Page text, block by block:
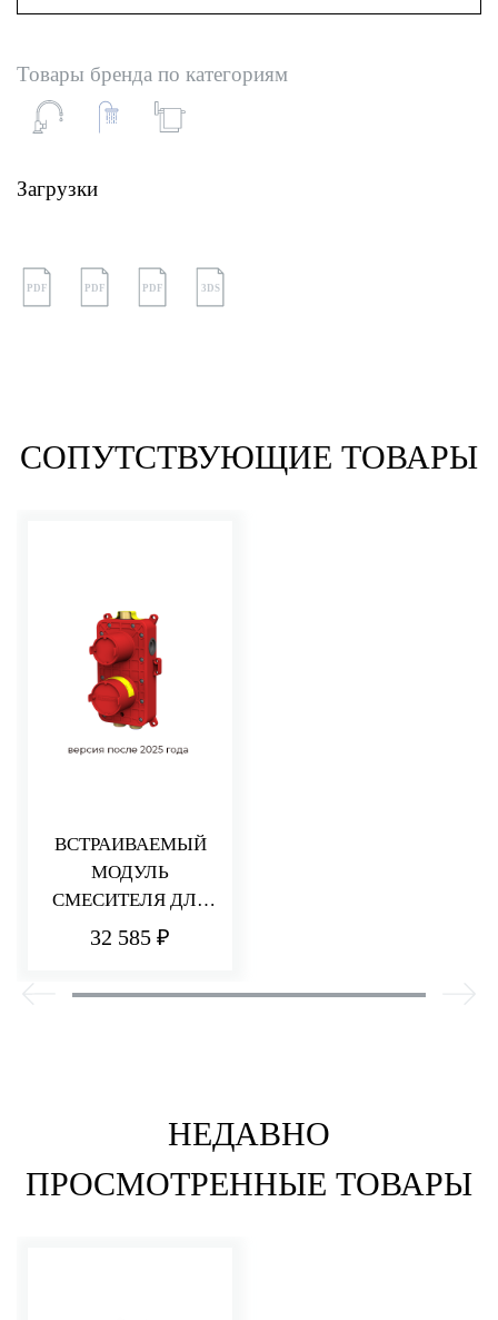
Товары бренда по категориям
Загрузки
PDF PDF PDF 3DS
СОПУТСТВУЮЩИЕ ТОВАРЫ
ВСТРАИВАЕМЫЙ
МОДУЛЬ
СМЕСИТЕЛЯ ДЛЯ
ДУША НА 2/3
32 585 ₽
НЕДАВНО
ПРОСМОТРЕННЫЕ ТОВАРЫ